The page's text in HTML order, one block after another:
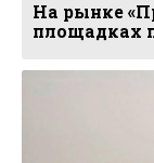
На рынке
площадках